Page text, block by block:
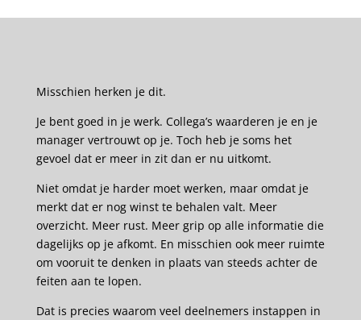
Misschien herken je dit.
Je bent goed in je werk. Collega’s waarderen je en je
manager vertrouwt op je. Toch heb je soms het
gevoel dat er meer in zit dan er nu uitkomt.
Niet omdat je harder moet werken, maar omdat je
merkt dat er nog winst te behalen valt. Meer
overzicht. Meer rust. Meer grip op alle informatie die
dagelijks op je afkomt. En misschien ook meer ruimte
om vooruit te denken in plaats van steeds achter de
feiten aan te lopen.
Dat is precies waarom veel deelnemers instappen in